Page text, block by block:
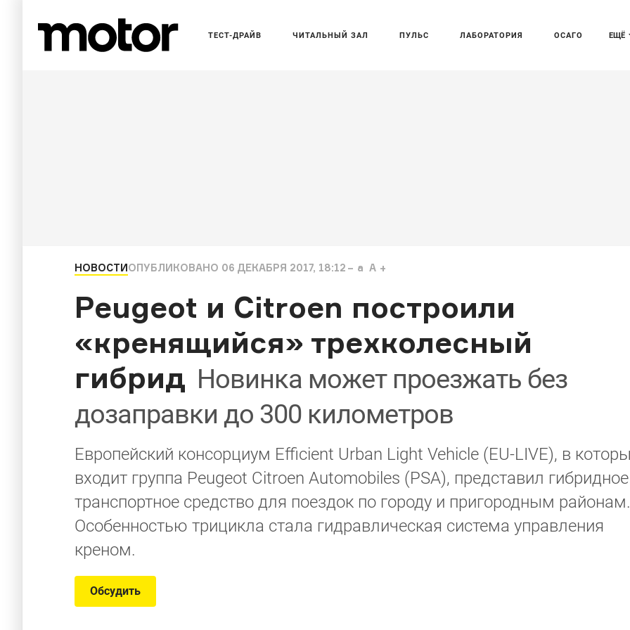
ЕЩЁ
ТЕСТ-ДРАЙВ ЧИТАЛЬНЫЙ ЗАЛ ПУЛЬС ЛАБОРАТОРИЯ ОСАГО
НОВОСТИОПУБЛИКОВАНО 06 ДЕКАБРЯ 2017, 18:12 a A
Peugeot и Citroen построили
«кренящийся» трехколесный
гибрид Новинка может проезжать без
дозаправки до 300 километров
Европейский консорциум Efficient Urban Light Vehicle (EU-LIVE), в
входит группа Peugeot Citroen Automobiles (PSA), представил гибридное
транспортное средство для поездок по городу и пригородным районам.
Особенностью трицикла стала гидравлическая система управления
креном.
Обсудить